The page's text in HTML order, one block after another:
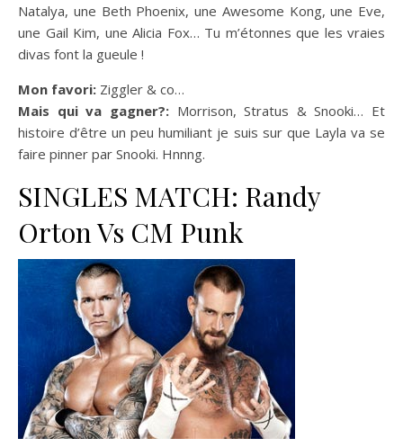
Natalya, une Beth Phoenix, une Awesome Kong, une Eve,
une Gail Kim, une Alicia Fox… Tu m’étonnes que les vraies
divas font la gueule !
Mon favori: Ziggler & co…
Mais qui va gagner?:Morrison, Stratus & Snooki… Et
histoire d’être un peu humiliant je suis sur que Layla va se
faire pinner par Snooki. Hnnng.
SINGLES MATCH: Randy
Orton Vs CM Punk